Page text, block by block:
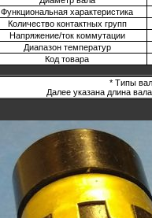
Функциональная характеристика
Количество контактных групп
Напряжение/ток коммутации
Диапазон температур
Код товара
* Типы
Далее указана длина